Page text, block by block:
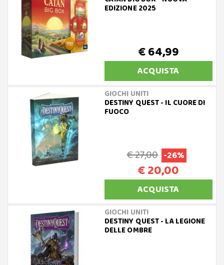
EDIZIONE 2025
€ 64,99
ACQUISTA
GIOCHI UNITI
DESTINY QUEST - IL CUORE DI
FUOCO
€ 27,00 -26%
€ 20,00
ACQUISTA
GIOCHI UNITI
DESTINY QUEST - LA LEGIONE
DELLE OMBRE